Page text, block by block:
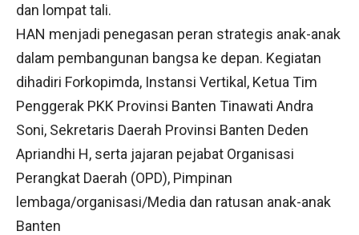
dan lompat tali.
HAN menjadi penegasan peran strategis anak-anak
dalam pembangunan bangsa ke depan. Kegiatan
dihadiri Forkopimda, Instansi Vertikal, Ketua Tim
Penggerak PKK Provinsi Banten Tinawati Andra
Soni, Sekretaris Daerah Provinsi Banten Deden
Apriandhi H, serta jajaran pejabat Organisasi
Perangkat Daerah (OPD), Pimpinan
lembaga/organisasi/Media dan ratusan anak-anak
Banten